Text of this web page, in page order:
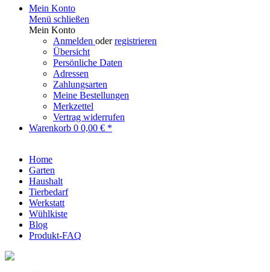
Mein Konto
Menü schließen
Mein Konto
Anmelden oderregistrieren
Übersicht
Persönliche Daten
Adressen
Zahlungsarten
Meine Bestellungen
Merkzettel
Vertrag widerrufen
Warenkorb 0 0,00 € *
Home
Garten
Haushalt
Tierbedarf
Werkstatt
Wühlkiste
Blog
Produkt-FAQ